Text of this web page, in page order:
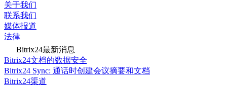
关于我们
联系我们
媒体报道
法律
Bitrix24最新消息
Bitrix24文档的数据安全
Bitrix24 Sync: 通话时创建会议摘要和文档
Bitrix24渠道